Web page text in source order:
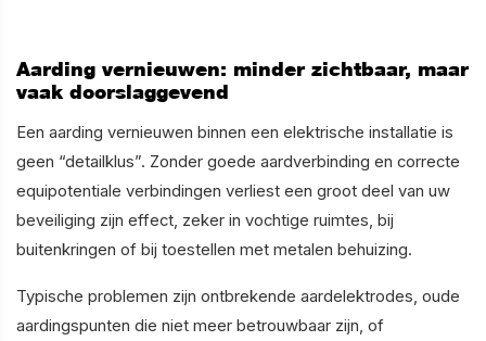
Aarding vernieuwen: minder zichtbaar, maar
vaak doorslaggevend
Een aarding vernieuwen binnen een elektrische installatie is
geen “detailklus”. Zonder goede aardverbinding en correcte
equipotentiale verbindingen verliest een groot deel van uw
beveiliging zijn effect, zeker in vochtige ruimtes, bij
buitenkringen of bij toestellen met metalen behuizing.
Typische problemen zijn ontbrekende aardelektrodes, oude
aardingspunten die niet meer betrouwbaar zijn, of